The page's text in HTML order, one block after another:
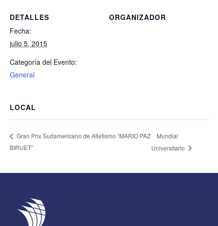
DETALLES
Fecha:
julio 5, 2015
Categoría del Evento:
General
ORGANIZADOR
LOCAL
Gran Prix Sudamericano de Atletismo “MARIO PAZ
BIRUET”
Mundial
Universitario